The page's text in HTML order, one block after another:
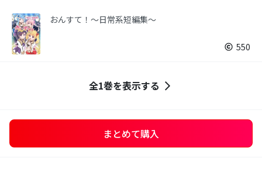
おんすて！～日常系短編集～
550
全1巻を表示する
まとめて購入